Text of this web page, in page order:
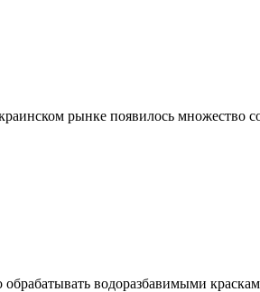
рынке появилось множество
водоразбавимыми